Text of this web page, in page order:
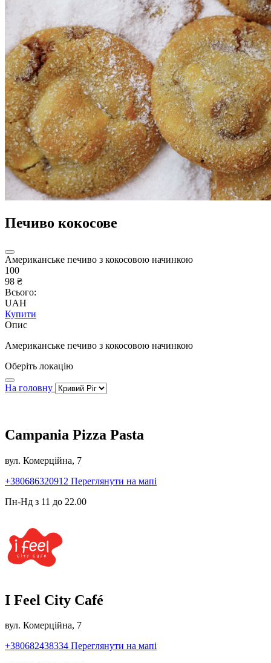
Печиво кокосове
Американське печиво з кокосовою начинкою
100
98 ₴
Всього:
UAH
Купити
Опис
Американське печиво з кокосовою начинкою
Оберіть локацію
На головну
Campania Pizza Pasta
вул. Комерційна, 7
+380686320912 Переглянути на мапі
Пн-Нд з 11 до 22.00
I Feel City Café
вул. Комерційна, 7
+380682438334 Переглянути на мапі